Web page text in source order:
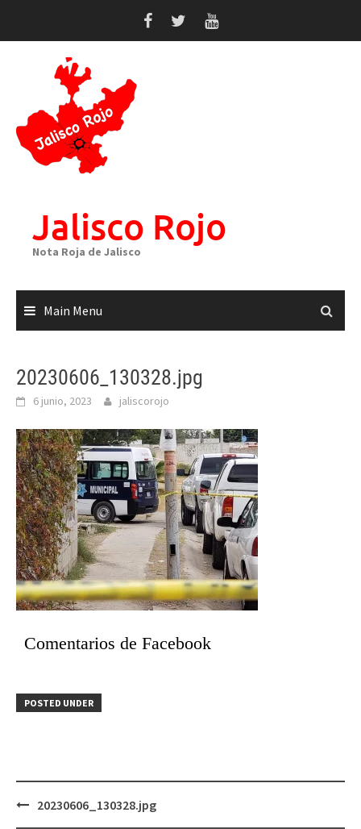
Jalisco Rojo
Nota Roja de Jalisco
Main Menu
20230606_130328.jpg
6 junio, 2023 jaliscorojo
Comentarios de Facebook
POSTED UNDER
Post20230606_130328.jpg